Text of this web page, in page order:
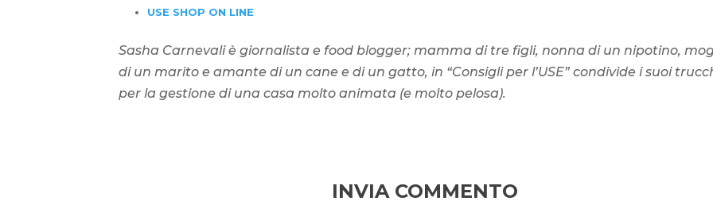
USE SHOP ON LINE
Sasha Carnevali è giornalista e food blogger; mamma di tre figli, nonna di un nipotino,
di un marito e amante di un cane e di un gatto, in “Consigli per l’USE” condivide i suoi
per la gestione di una casa molto animata (e molto pelosa).
INVIA COMMENTO